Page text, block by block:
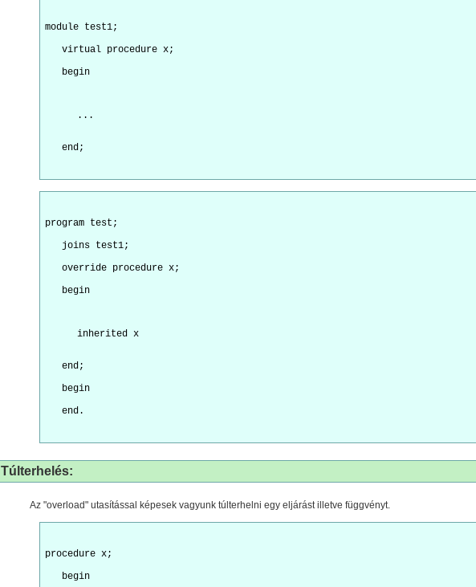
module test1;
   virtual procedure x;
   begin
...
program test;
   joins test1;
   override procedure x;
   begin
inherited x
   end;
   begin
Túlterhelés:
Az "overload" utasítással képesek vagyunk túlterhelni egy eljárást illetve függvényt.
procedure x;
   begin